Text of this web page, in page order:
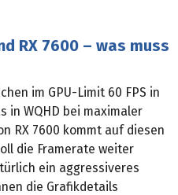
RX 7600 – was muss
im GPU-Limit 60 FPS in
in WQHD bei maximaler
RX 7600 kommt auf diesen
die Framerate weiter
ein aggressiveres
die Grafikdetails